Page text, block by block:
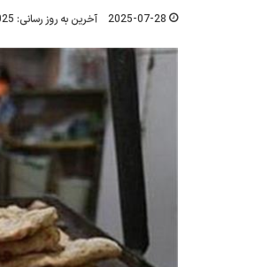
2025-07-28 آخرین به روز رسانی: 2025-07-28